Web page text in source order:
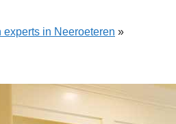
experts in Neeroeteren »